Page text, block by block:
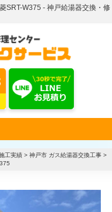
SRT-W375 - 神戸給湯器交換・修
工実績 > 神戸市 ガス給湯器交換工事 >